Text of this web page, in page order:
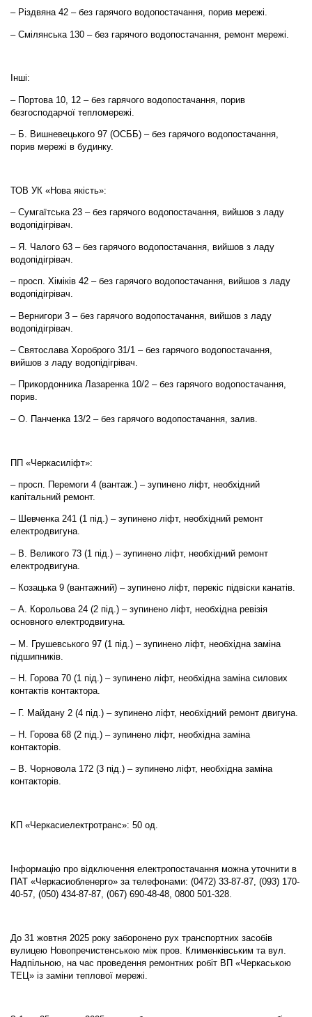
– Різдвяна 42 – без гарячого водопостачання, порив мережі.
– Смілянська 130 – без гарячого водопостачання, ремонт мережі.
Інші:
– Портова 10, 12 – без гарячого водопостачання, порив
безгосподарчої тепломережі.
– Б. Вишневецького 97 (ОСББ) – без гарячого водопостачання,
порив мережі в будинку.
ТОВ УК «Нова якість»:
– Сумгаїтська 23 – без гарячого водопостачання, вийшов з ладу
водопідігрівач.
– Я. Чалого 63 – без гарячого водопостачання, вийшов з ладу
водопідігрівач.
– просп. Хіміків 42 – без гарячого водопостачання, вийшов з ладу
водопідігрівач.
– Вернигори 3 – без гарячого водопостачання, вийшов з ладу
водопідігрівач.
– Святослава Хороброго 31/1 – без гарячого водопостачання,
вийшов з ладу водопідігрівач.
– Прикордонника Лазаренка 10/2 – без гарячого водопостачання,
порив.
– О. Панченка 13/2 – без гарячого водопостачання, залив.
ПП «Черкасиліфт»:
– просп. Перемоги 4 (вантаж.) – зупинено ліфт, необхідний
капітальний ремонт.
– Шевченка 241 (1 під.) – зупинено ліфт, необхідний ремонт
електродвигуна.
– В. Великого 73 (1 під.) – зупинено ліфт, необхідний ремонт
електродвигуна.
– Козацька 9 (вантажний) – зупинено ліфт, перекіс підвіски канатів.
– А. Корольова 24 (2 під.) – зупинено ліфт, необхідна ревізія
основного електродвигуна.
– М. Грушевського 97 (1 під.) – зупинено ліфт, необхідна заміна
підшипників.
– Н. Горова 70 (1 під.) – зупинено ліфт, необхідна заміна силових
контактів контактора.
– Г. Майдану 2 (4 під.) – зупинено ліфт, необхідний ремонт двигуна.
– Н. Горова 68 (2 під.) – зупинено ліфт, необхідна заміна
контакторів.
– В. Чорновола 172 (3 під.) – зупинено ліфт, необхідна заміна
контакторів.
КП «Черкасиелектротранс»: 50 од.
Інформацію про відключення електропостачання можна уточнити в
ПАТ «Черкасиобленерго» за телефонами: (0472) 33-87-87, (093) 170-
40-57, (050) 434-87-87, (067) 690-48-48, 0800 501-328.
До 31 жовтня 2025 року заборонено рух транспортних засобів
вулицею Новопречистенською між пров. Клименківським та вул.
Надпільною, на час проведення ремонтних робіт ВП «Черкаською
ТЕЦ» із заміни теплової мережі.